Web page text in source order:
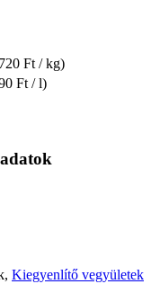
Ft / kg)
Ft / l)
Kiegyenlítő vegyületek